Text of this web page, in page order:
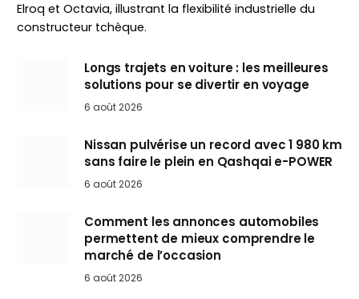
Elroq et Octavia, illustrant la flexibilité industrielle du
constructeur tchèque.
Longs trajets en voiture : les meilleures
solutions pour se divertir en voyage
6 août 2026
Nissan pulvérise un record avec 1 980 km
sans faire le plein en Qashqai e-POWER
6 août 2026
Comment les annonces automobiles
permettent de mieux comprendre le
marché de l’occasion
6 août 2026